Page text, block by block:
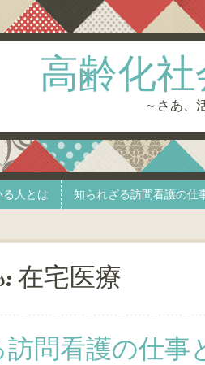
高齢化
～さあ、
人とは 知られざる訪問看護の仕
在宅医療
問看護の仕事